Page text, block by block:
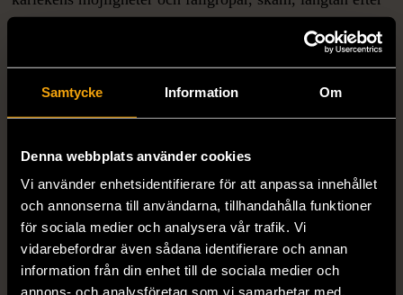
Samtycke Information Om
Denna webbplats använder cookies
Vi använder enhetsidentifierare för att anpassa innehållet
och annonserna till användarna, tillhandahålla funktioner
för sociala medier och analysera vår trafik. Vi
vidarebefordrar även sådana identifierare och annan
information från din enhet till de sociala medier och
annons- och analysföretag som vi samarbetar med.
Efter samtalet finns möjlighet att köpa Simone och jag
kampanjpris. Även Simone de Beauvoirs roman
Mandarinerna
, som gavs ut i nyutgåva tidigare i år, finns